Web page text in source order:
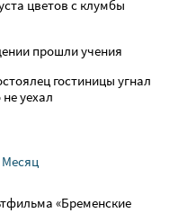
цветов с клумбы
прошли учения
гостиницы угнал
уехал
Месяц
«Бременские